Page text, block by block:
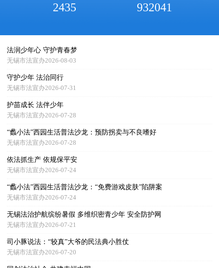
2435 932041
法润少年心 守护青春梦
无锡市法宣办2026-08-03
守护少年 法治同行
无锡市法宣办2026-07-31
护苗成长 法伴少年
无锡市法宣办2026-07-28
“蠡小法”西园生活普法沙龙：预防拐卖与不良嗜好
无锡市法宣办2026-07-28
依法抓生产 依规保平安
无锡市法宣办2026-07-24
“蠡小法”西园生活普法沙龙：“免费游戏皮肤”陷阱案
无锡市法宣办2026-07-24
无锡法治护航缤纷暑假 多维织密青少年 安全防护网
无锡市法宣办2026-07-21
司小豚说法：“较真”大爷的民法典小胜仗
无锡市法宣办2026-07-20